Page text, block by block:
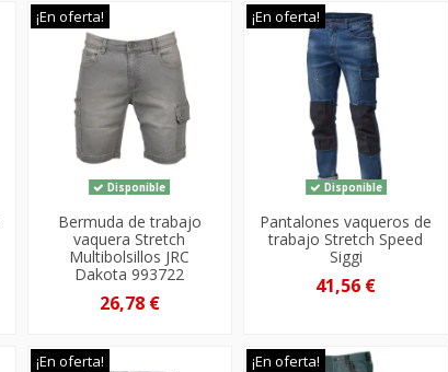
¡En oferta!
Disponible
Bermuda de trabajo
vaquera Stretch
Multibolsillos JRC
Dakota 993722
26,78 €
¡En oferta!
Disponible
Pantalones vaqueros de
trabajo Stretch Speed
Siggi
41,56 €
¡En oferta! ¡En oferta!